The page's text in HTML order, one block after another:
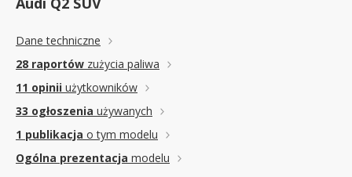
Dane techniczne
28 raportów zużycia paliwa
11 opinii użytkowników
33 ogłoszenia używanych
1 publikacja o tym modelu
Ogólna prezentacja modelu